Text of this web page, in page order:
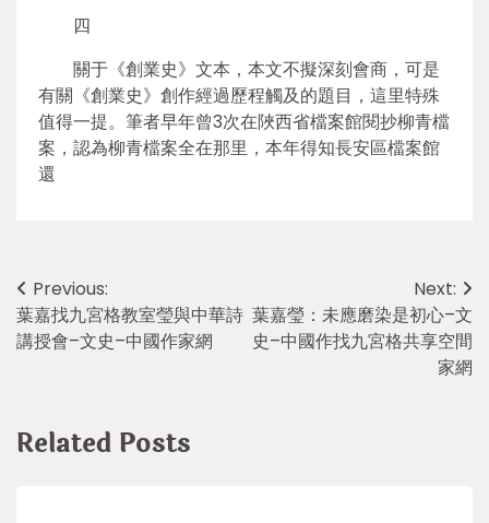
四
關于《創業史》文本，本文不擬深刻會商，可是
有關《創業史》創作經過歷程觸及的題目，這里特殊
值得一提。筆者早年曾3次在陜西省檔案館閱抄柳青檔
案，認為柳青檔案全在那里，本年得知長安區檔案館
還
Post
navigation
Previous:
葉嘉找九宮格教室瑩與中華詩
講授會–文史–中國作家網
Next:
葉嘉瑩：未應磨染是初心–文
史–中國作找九宮格共享空間
家網
Related Posts